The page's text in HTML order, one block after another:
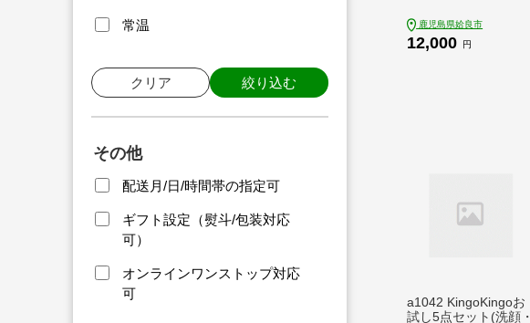
常温
クリア 絞り込む
その他
配送月/日/時間帯の指定可
ギフト設定（熨斗/包装対応
可）
オンラインワンストップ対応
可
所】姶良市 焼き芋 訳
あり やきいも スイー
鹿児島県姶良市
12,000 円
a1042 KingoKingoお
試し5点セット(洗顔・